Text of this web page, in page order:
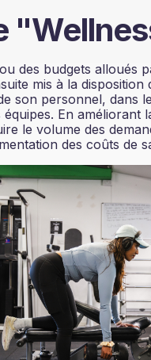
des budgets alloués
mis à la
son personnel, dans
En
le volume des
des coûts de